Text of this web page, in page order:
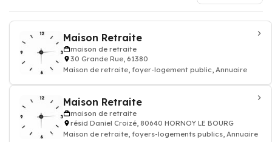
Maison Retraite
maison de retraite
30 Grande Rue, 61380
Maison de retraite, foyer-logement public, Annuaire
Maison Retraite
maison de retraite
résid Daniel Croizé, 80640 HORNOY LE BOURG
Maison de retraite, foyers-logements publics, Annuaire